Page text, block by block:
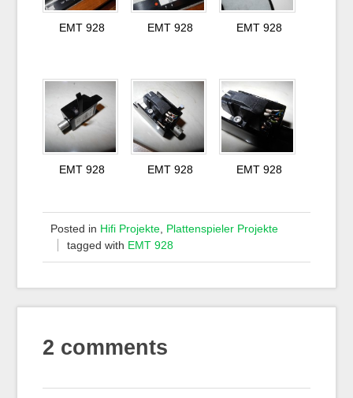
EMT 928 EMT 928 EMT 928
EMT 928 EMT 928 EMT 928
Posted in Hifi Projekte, Plattenspieler Projekte
tagged with EMT 928
2 comments